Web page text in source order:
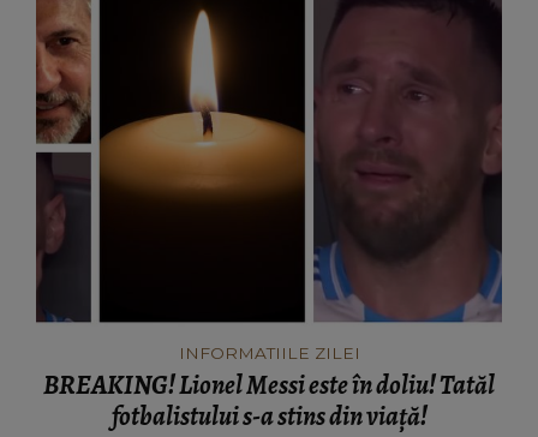
INFORMATIILE ZILEI
BREAKING! Lionel Messi este în doliu! Tatăl
fotbalistului s-a stins din viață!